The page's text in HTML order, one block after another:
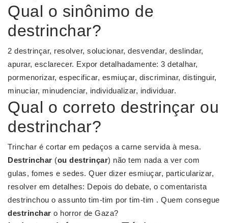
Qual o sinônimo de
destrinchar?
2 destrinçar, resolver, solucionar, desvendar, deslindar,
apurar, esclarecer. Expor detalhadamente: 3 detalhar,
pormenorizar, especificar, esmiuçar, discriminar, distinguir,
minuciar, minudenciar, individualizar, individuar.
Qual o correto destrinçar ou
destrinchar?
Trinchar é cortar em pedaços a carne servida à mesa.
Destrinchar (ou destrinçar) não tem nada a ver com
gulas, fomes e sedes. Quer dizer esmiuçar, particularizar,
resolver em detalhes: Depois do debate, o comentarista
destrinchou o assunto tim-tim por tim-tim . Quem consegue
destrinchar o horror de Gaza?